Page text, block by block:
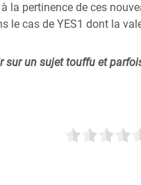
la pertinence de ces
le cas de YES1 dont la
sur un sujet touffu et